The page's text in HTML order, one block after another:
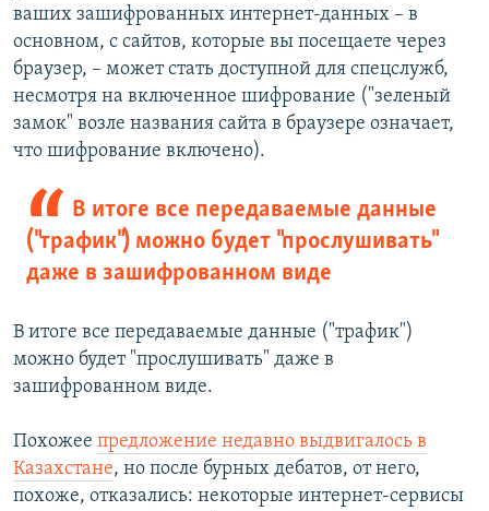
ваших зашифрованных интернет-данных – в
основном, с сайтов, которые вы посещаете через
браузер, – может стать доступной для спецслужб,
несмотря на включенное шифрование ("зеленый
замок" возле названия сайта в браузере означает,
что шифрование включено).
В итоге все передаваемые данные
("трафик") можно будет "прослушивать"
даже в зашифрованном виде
В итоге все передаваемые данные ("трафик")
можно будет "прослушивать" даже в
зашифрованном виде.
Похожее предложение недавно выдвигалось в
Казахстане, но после бурных дебатов, от него,
похоже, отказались: некоторые интернет-сервисы